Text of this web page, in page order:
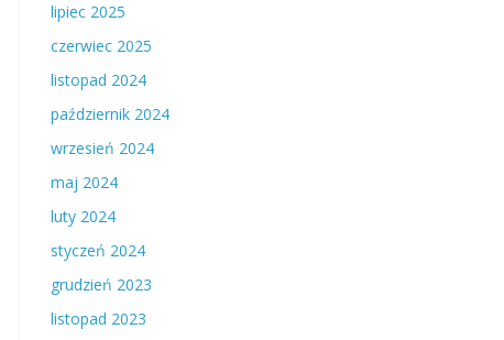
lipiec 2025
czerwiec 2025
listopad 2024
październik 2024
wrzesień 2024
maj 2024
luty 2024
styczeń 2024
grudzień 2023
listopad 2023